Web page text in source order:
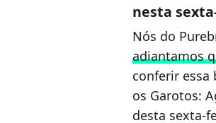
nesta
Nós do
adiantamos
conferir essa
os Garotos:
desta sexta-